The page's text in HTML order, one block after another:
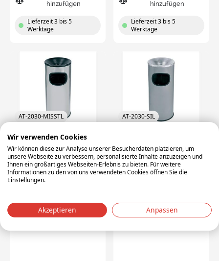
hinzufügen
Lieferzeit 3 bis 5
Werktage
hinzufügen
Lieferzeit 3 bis 5
Werktage
AT-2030-MISSTL
runde Aschersäule mit
Abfalleimer, ø25x65cm, 30
Liter, spiegelnder
Edelstahl
Außenmaße
L:250 x W:250 x H:650
AT-2030-SIL
Abfalleimer, ø25x65cm, 30
Liter, silbergrau (pro
Stück)
Außenmaße
Gewicht
Wir verwenden Cookies
Wir können diese zur Analyse unserer Besucherdaten platzieren, um
unsere Webseite zu verbessern, personalisierte Inhalte anzuzeigen und
Ihnen ein großartiges Webseiten-Erlebnis zu bieten. Für weitere
Informationen zu den von uns verwendeten Cookies öffnen Sie die
Einstellungen.
Akzeptieren Anpassen